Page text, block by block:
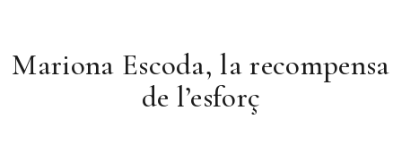
Mariona Escoda, la recompensa
de l’esforç